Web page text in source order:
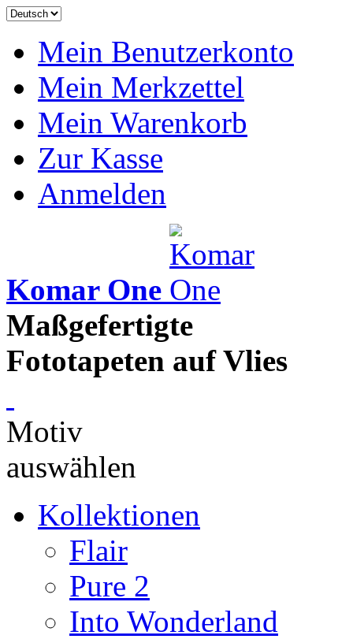
Mein Benutzerkonto
Mein Merkzettel
Mein Warenkorb
Zur Kasse
Anmelden
Komar One
Maßgefertigte
Fototapeten auf Vlies
Motiv
auswählen
Kollektionen
Flair
Pure 2
Into Wonderland